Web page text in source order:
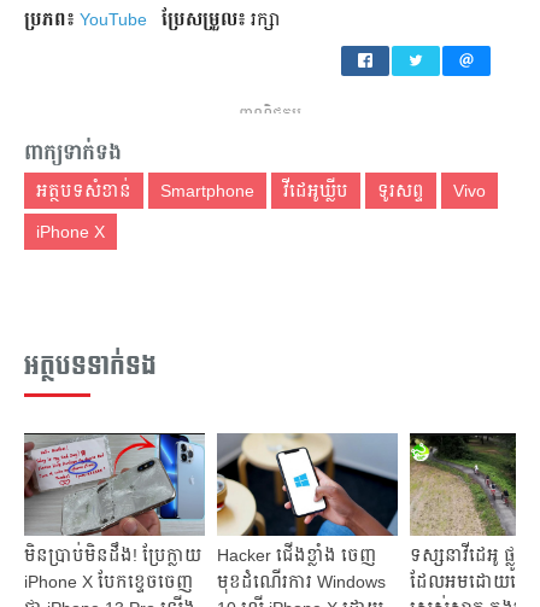
ប្រភព៖ YouTube ប្រែ​សម្រួល៖ រក្សា
ពាណិជ្ជកម្ម
ពាក្យទាក់ទង
អត្ថបទសំខាន់ Smartphone វីដេអូឃ្លីប ទូរសព្ទ Vivo
iPhone X
អត្ថបទទាក់ទង
មិនប្រាប់មិនដឹង! ប្រែក្លាយ
iPhone X បែកខ្ទេចចេញ
Hacker ជើង​ខ្លាំង ចេញ​
មុខ​ដំណើរការ Windows
ទស្សនាវីដេអូ ផ្លូវក
ដែលអមដោយ​ទេ